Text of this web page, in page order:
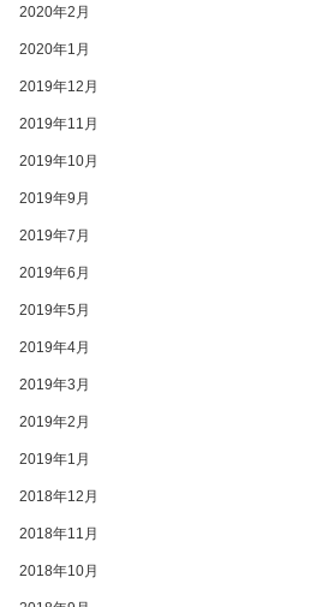
2020年2月
2020年1月
2019年12月
2019年11月
2019年10月
2019年9月
2019年7月
2019年6月
2019年5月
2019年4月
2019年3月
2019年2月
2019年1月
2018年12月
2018年11月
2018年10月